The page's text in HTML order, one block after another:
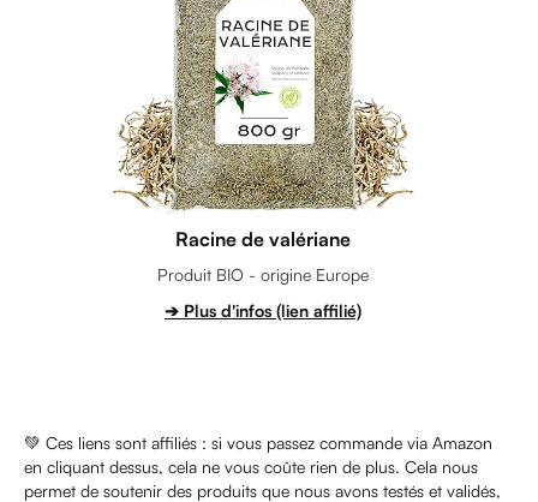
Racine de valériane
Produit BIO - origine Europe
➔ Plus d'infos (lien affilié)
💚 Ces liens sont affiliés : si vous passez commande via Amazon
en cliquant dessus, cela ne vous coûte rien de plus. Cela nous
permet de soutenir des produits que nous avons testés et validés,